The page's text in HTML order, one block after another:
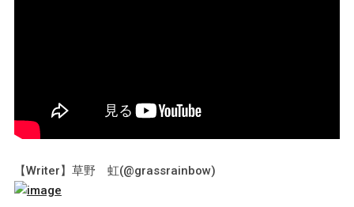
【Writer】草野 虹(@grassrainbow)